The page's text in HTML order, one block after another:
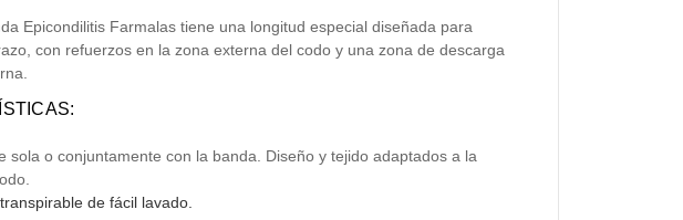
Epicondilitis Farmalas tiene una longitud especial diseñada para
con refuerzos en la zona externa del codo y una zona de descarga
sola o conjuntamente con la banda. Diseño y tejido adaptados a la
de fácil lavado.